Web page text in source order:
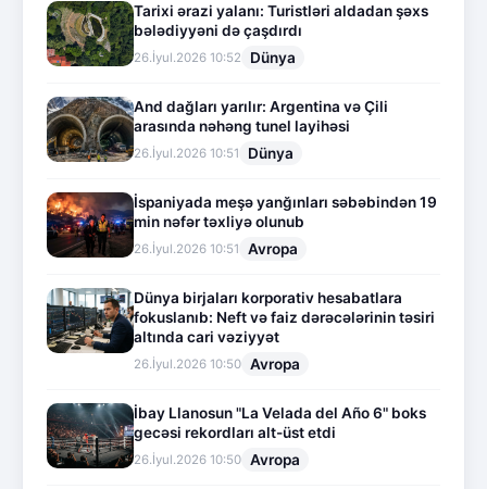
Tarixi ərazi yalanı: Turistləri aldadan şəxs
bələdiyyəni də çaşdırdı
26.İyul.2026 10:52 Dünya
And dağları yarılır: Argentina və Çili
arasında nəhəng tunel layihəsi
26.İyul.2026 10:51 Dünya
İspaniyada meşə yanğınları səbəbindən 19
min nəfər təxliyə olunub
26.İyul.2026 10:51 Avropa
Dünya birjaları korporativ hesabatlara
fokuslanıb: Neft və faiz dərəcələrinin təsiri
altında cari vəziyyət
26.İyul.2026 10:50 Avropa
İbay Llanosun "La Velada del Año 6" boks
gecəsi rekordları alt-üst etdi
26.İyul.2026 10:50 Avropa